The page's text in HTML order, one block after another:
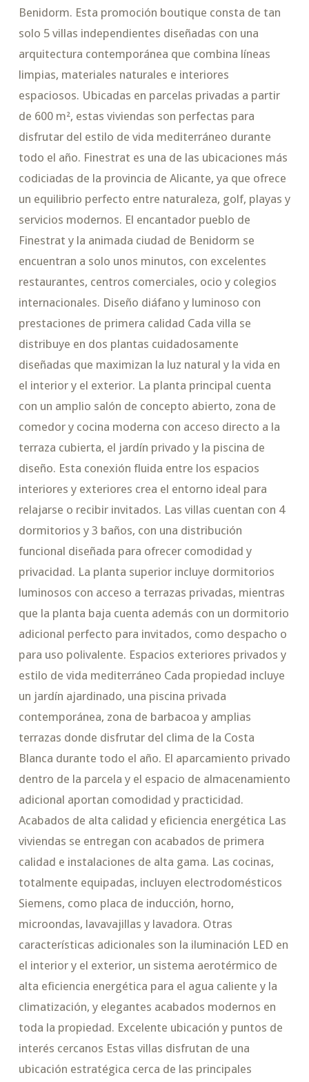
Benidorm. Esta promoción boutique consta de tan
solo 5 villas independientes diseñadas con una
arquitectura contemporánea que combina líneas
limpias, materiales naturales e interiores
espaciosos. Ubicadas en parcelas privadas a partir
de 600 m², estas viviendas son perfectas para
disfrutar del estilo de vida mediterráneo durante
todo el año. Finestrat es una de las ubicaciones más
codiciadas de la provincia de Alicante, ya que ofrece
un equilibrio perfecto entre naturaleza, golf, playas y
servicios modernos. El encantador pueblo de
Finestrat y la animada ciudad de Benidorm se
encuentran a solo unos minutos, con excelentes
restaurantes, centros comerciales, ocio y colegios
internacionales. Diseño diáfano y luminoso con
prestaciones de primera calidad Cada villa se
distribuye en dos plantas cuidadosamente
diseñadas que maximizan la luz natural y la vida en
el interior y el exterior. La planta principal cuenta
con un amplio salón de concepto abierto, zona de
comedor y cocina moderna con acceso directo a la
terraza cubierta, el jardín privado y la piscina de
diseño. Esta conexión fluida entre los espacios
interiores y exteriores crea el entorno ideal para
relajarse o recibir invitados. Las villas cuentan con 4
dormitorios y 3 baños, con una distribución
funcional diseñada para ofrecer comodidad y
privacidad. La planta superior incluye dormitorios
luminosos con acceso a terrazas privadas, mientras
que la planta baja cuenta además con un dormitorio
adicional perfecto para invitados, como despacho o
para uso polivalente. Espacios exteriores privados y
estilo de vida mediterráneo Cada propiedad incluye
un jardín ajardinado, una piscina privada
contemporánea, zona de barbacoa y amplias
terrazas donde disfrutar del clima de la Costa
Blanca durante todo el año. El aparcamiento privado
dentro de la parcela y el espacio de almacenamiento
adicional aportan comodidad y practicidad.
Acabados de alta calidad y eficiencia energética Las
viviendas se entregan con acabados de primera
calidad e instalaciones de alta gama. Las cocinas,
totalmente equipadas, incluyen electrodomésticos
Siemens, como placa de inducción, horno,
microondas, lavavajillas y lavadora. Otras
características adicionales son la iluminación LED en
el interior y el exterior, un sistema aerotérmico de
alta eficiencia energética para el agua caliente y la
climatización, y elegantes acabados modernos en
toda la propiedad. Excelente ubicación y puntos de
interés cercanos Estas villas disfrutan de una
ubicación estratégica cerca de las principales